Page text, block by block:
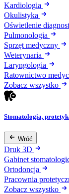
Kardiologia
Okulistyka
Oświetlenie
Pulmonologia
Sprzęt medyczny
Weterynaria
Laryngologia
Ratownictwo
Zobacz wszystko
Stomatologia,
Wróć
Druk 3D
Gabinet
Ortodoncja
Pracownia
Zobacz wszystko